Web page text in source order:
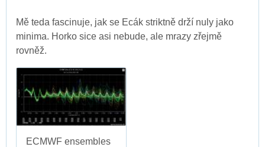
Mě teda fascinuje, jak se Ecák striktně drží nuly jako
minima. Horko sice asi nebude, ale mrazy zřejmě
rovněž.
ECMWF ensembles